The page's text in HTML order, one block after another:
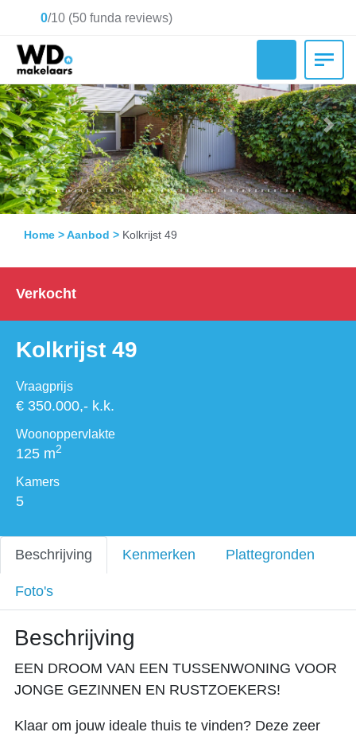
0/10 (50 funda reviews)
Previous
Home >Aanbod > Kolkrijst 49
Verkocht
Kolkrijst 49
Vraagprijs
€ 350.000,- k.k.
Woonoppervlakte
125 m2
Kamers
5
Beschrijving Kenmerken Plattegronden
Foto's
Beschrijving
EEN DROOM VAN EEN TUSSENWONING VOOR
JONGE GEZINNEN EN RUSTZOEKERS!
Klaar om jouw ideale thuis te vinden? Deze zeer